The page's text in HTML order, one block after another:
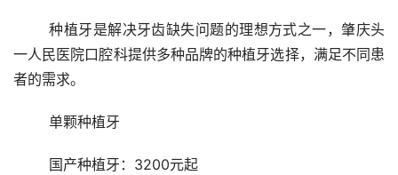
	种植牙是解决牙齿缺失问题的理想方式之一，肇庆头
一人民医院口腔科提供多种品牌的种植牙选择，满足不同患
者的需求。
	单颗种植牙
	国产种植牙：3200元起